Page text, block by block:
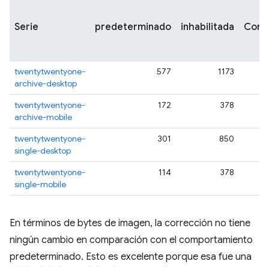
Serie predeterminado inhabilitada
twentytwentyone-
archive-desktop
577 1173
twentytwentyone-
archive-mobile
172 378
twentytwentyone-
single-desktop
301 850
twentytwentyone-
single-mobile
114 378
En términos de bytes de imagen, la corrección no tiene
ningún cambio en comparación con el comportamiento
predeterminado. Esto es excelente porque esa fue una